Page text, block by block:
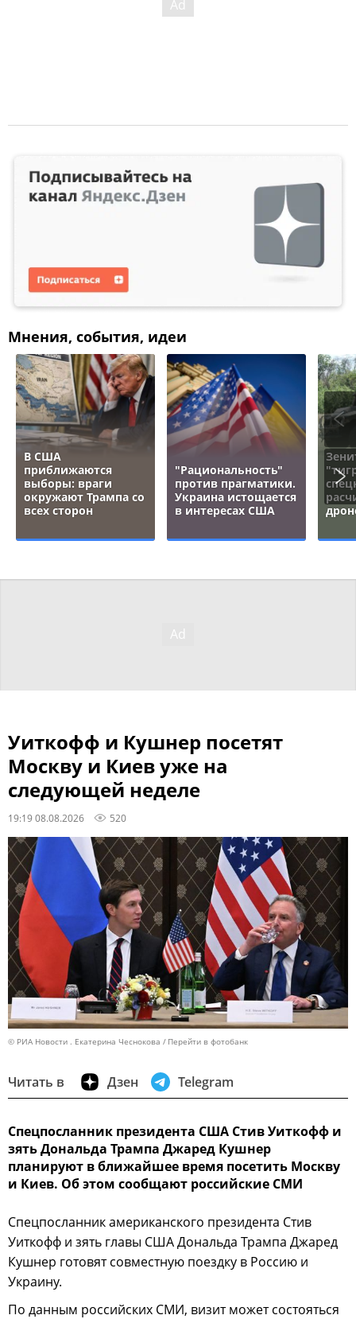
Мнения, события, идеи
В США
приближаются
выборы: враги
окружают Трампа со
всех сторон
"Рациональность"
против прагматики.
Украина истощается
в интересах США
Уиткофф и Кушнер посетят
Москву и Киев уже на
следующей неделе
19:19 08.08.2026 520
© РИА Новости . Екатерина Чеснокова Перейти в фотобанк
Читать в Дзен Telegram
Спецпосланник президента США Стив Уиткофф и
зять Дональда Трампа Джаред Кушнер
планируют в ближайшее время посетить Москву
и Киев. Об этом сообщают российские СМИ
Спецпосланник американского президента Стив
Уиткофф и зять главы США Дональда Трампа Джаред
Кушнер готовят совместную поездку в Россию и
Украину.
По данным российских СМИ, визит может состояться